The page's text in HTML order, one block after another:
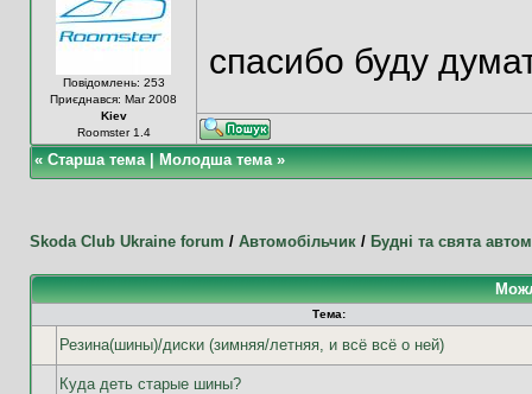
Повідомлень: 253
Приєднався: Mar 2008
Kiev
Roomster 1.4
спасибо буду
«Старша тема|Молодша тема»
Skoda Club Ukraine forum / Автомобільчик/ Будні та свята
Тема:
Резина(шины)/диски (зимняя/летняя, и всё всё о ней)
Куда деть старые шины?